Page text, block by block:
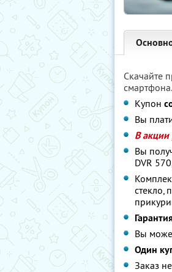
Скачайте
Купон
Вы
В акции
Вы
DVR
стекло,
Вы
Один
Заказ